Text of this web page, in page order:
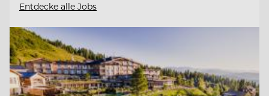
Entdecke alle Jobs